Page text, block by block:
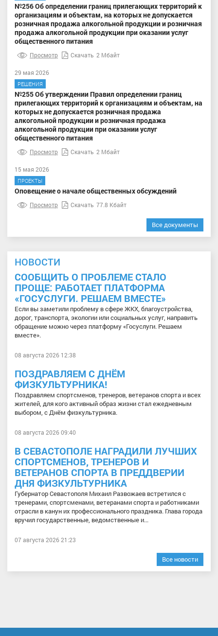
№256 Об определении границ прилегающих территорий к
организациям и объектам, на которых не допускается
розничная продажа алкогольной продукции и розничная
продажа алкогольной продукции при оказании услуг
общественного питания
Просмотр Скачать 2 Мбайт
29 мая 2026
РЕШЕНИЯ
№255 Об утверждении Правил определении границ
прилегающих территорий к организациям и объектам, на
которых не допускается розничная продажа
алкогольной продукции и розничная продажа
алкогольной продукции при оказании услуг
общественного питания
Просмотр Скачать 2 Мбайт
15 мая 2026
ПРОЕКТЫ
Оповещение о начале общественных обсуждений
Просмотр Скачать 77.8 Кбайт
Все документы
НОВОСТИ
СООБЩИТЬ О ПРОБЛЕМЕ СТАЛО
ПРОЩЕ: РАБОТАЕТ ПЛАТФОРМА
«ГОСУСЛУГИ. РЕШАЕМ ВМЕСТЕ»
Если вы заметили проблему в сфере ЖКХ, благоустройства,
дорог, транспорта, экологии или социальных услуг, направить
обращение можно через платформу «Госуслуги. Решаем
вместе».
08 августа 2026 12:38
ПОЗДРАВЛЯЕМ С ДНЁМ
ФИЗКУЛЬТУРНИКА!
Поздравляем спортсменов, тренеров, ветеранов спорта и всех
жителей, для кого активный образ жизни стал ежедневным
выбором, с Днём физкультурника.
08 августа 2026 09:40
В СЕВАСТОПОЛЕ НАГРАДИЛИ ЛУЧШИХ
СПОРТСМЕНОВ, ТРЕНЕРОВ И
ВЕТЕРАНОВ СПОРТА В ПРЕДДВЕРИИ
ДНЯ ФИЗКУЛЬТУРНИКА
Губернатор Севастополя Михаил Развожаев встретился с
тренерами, спортсменами, ветеранами спорта и работниками
отрасли в канун их профессионального праздника. Глава города
вручил государственные, ведомственные и...
07 августа 2026 21:23
Все новости